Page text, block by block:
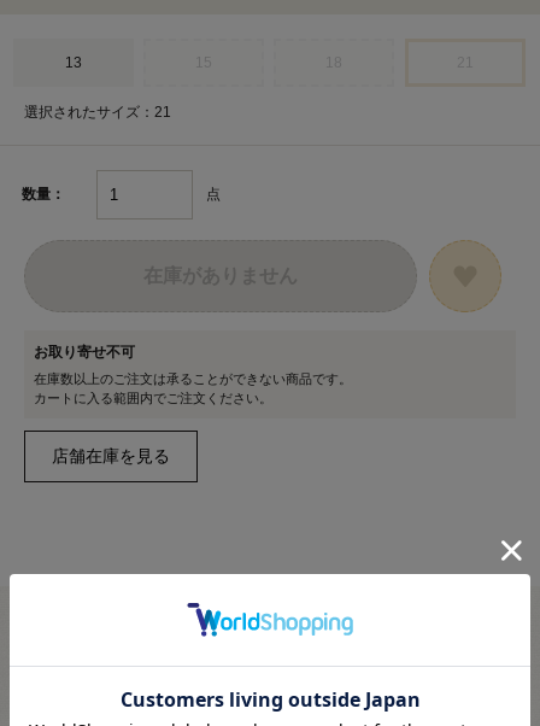
13
選択されたサイズ：21
数量： 点
お取り寄せ不可
在庫数以上のご注文は承ることができない商品です。
カートに入る範囲内でご注文ください。
をご確認いただいた上でご注文いただけるページです。